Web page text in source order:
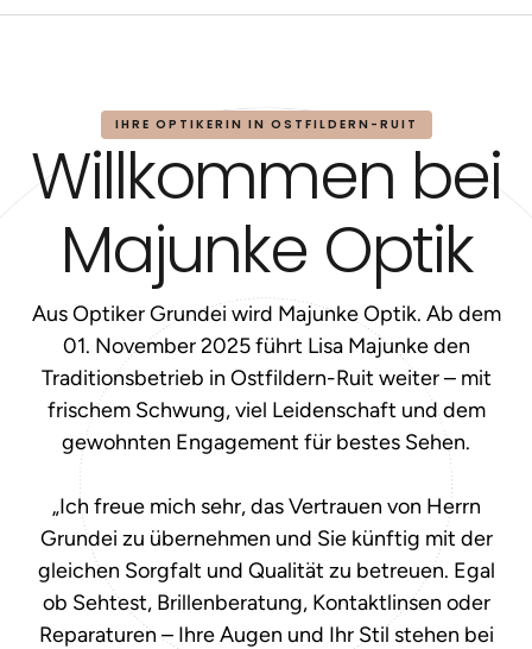
IHRE OPTIKERIN IN OSTFILDERN-RUIT
Willkommen bei
Majunke Optik
Aus Optiker Grundei wird Majunke Optik. Ab dem
01. November 2025 führt Lisa Majunke den
Traditionsbetrieb in Ostfildern-Ruit weiter – mit
frischem Schwung, viel Leidenschaft und dem
gewohnten Engagement für bestes Sehen.
„Ich freue mich sehr, das Vertrauen von Herrn
Grundei zu übernehmen und Sie künftig mit der
gleichen Sorgfalt und Qualität zu betreuen. Egal
ob Sehtest, Brillenberatung, Kontaktlinsen oder
Reparaturen – Ihre Augen und Ihr Stil stehen bei